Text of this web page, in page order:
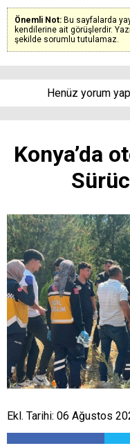
Önemli Not: Bu sayfalarda
kendilerine ait görüşlerdir.
şekilde sorumlu tutulamaz.
Henüz yorum
Konya’da
Ekl. Tarihi: 06 Ağustos